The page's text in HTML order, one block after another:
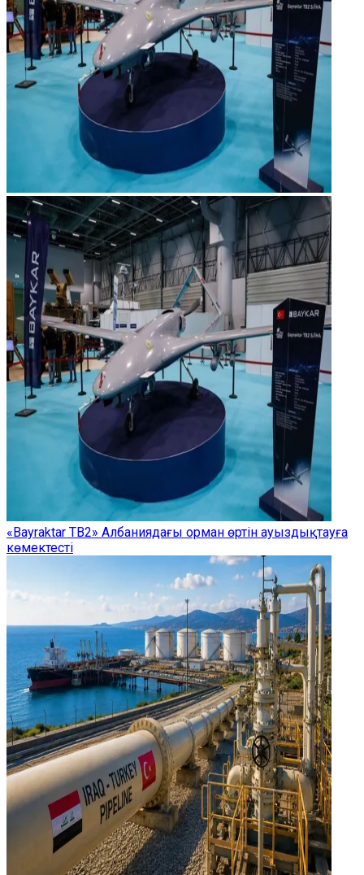
«Bayraktar TB2» Албаниядағы орман өртін ауыздықтауға
көмектесті